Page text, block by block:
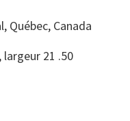
Québec, Canada
largeur 21 .50